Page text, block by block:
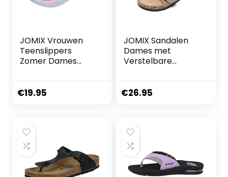
JOMIX Vrouwen
Teenslippers
Zomer Dames
voor
€19.95
JOMIX Sandalen
Dames met
Verstelbare
Teenslippers voor
€26.95